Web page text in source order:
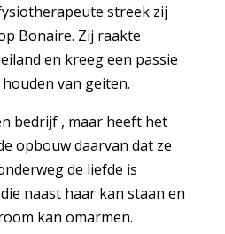
streek zij
Bonaire. Zij raakte
en kreeg een passie
van geiten.
bedrijf , maar heeft het
opbouw daarvan dat ze
de liefde is
die naast haar kan staan en
kan omarmen.